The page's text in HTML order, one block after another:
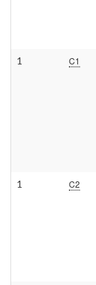
1 C1
1 C2